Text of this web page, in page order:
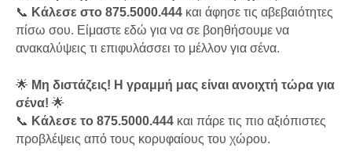
📞 Κάλεσε στο 875.5000.444 και άφησε τις αβεβαιότητες
πίσω σου. Είμαστε εδώ για να σε βοηθήσουμε να
ανακαλύψεις τι επιφυλάσσει το μέλλον για σένα.
🌟 Μη διστάζεις! Η γραμμή μας είναι ανοιχτή τώρα για
σένα! 🌟
📞 Κάλεσε το 875.5000.444 και πάρε τις πιο αξιόπιστες
προβλέψεις από τους κορυφαίους του χώρου.